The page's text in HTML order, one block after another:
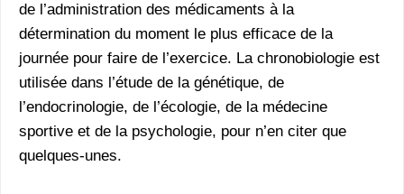
de l’administration des médicaments à la
détermination du moment le plus efficace de la
journée pour faire de l’exercice. La chronobiologie est
utilisée dans l’étude de la génétique, de
l’endocrinologie, de l’écologie, de la médecine
sportive et de la psychologie, pour n’en citer que
quelques-unes.